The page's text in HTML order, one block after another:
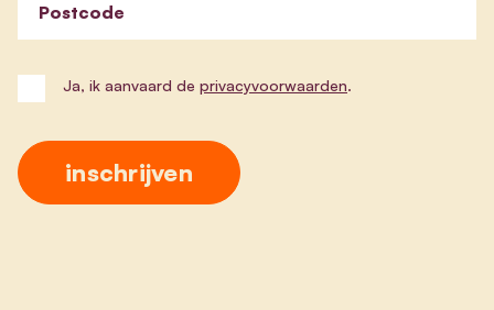
Postcode
Ja, ik aanvaard de privacyvoorwaarden.